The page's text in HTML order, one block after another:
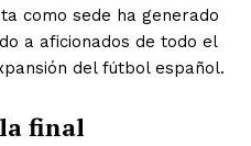
como sede ha generado
a aficionados de todo el
del fútbol español.
final